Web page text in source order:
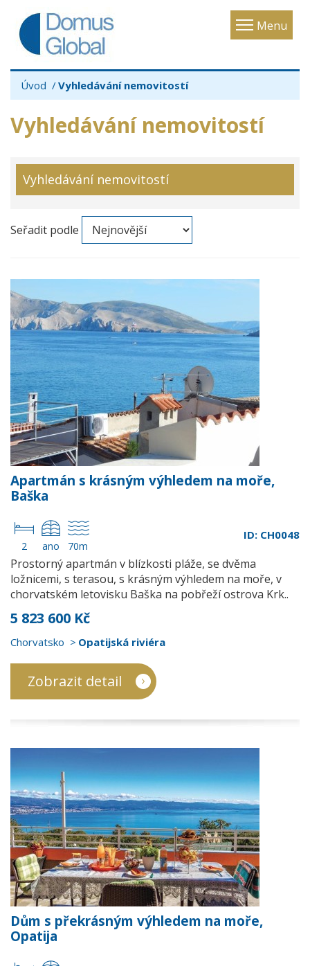
Menu
Toggle
Úvod Vyhledávání nemovitostí
Vyhledávání nemovitostí
Vyhledávání nemovitostí
Seřadit podle
Apartmán s krásným výhledem na moře,
Baška
2 ano 70m
ID: CH0048
Prostorný apartmán v blízkosti pláže, se dvěma
ložnicemi, s terasou, s krásným výhledem na moře, v
chorvatském letovisku Baška na pobřeží ostrova Krk..
5 823 600 Kč
Chorvatsko Opatijská riviéra
Zobrazit detail
Dům s překrásným výhledem na moře,
Opatija